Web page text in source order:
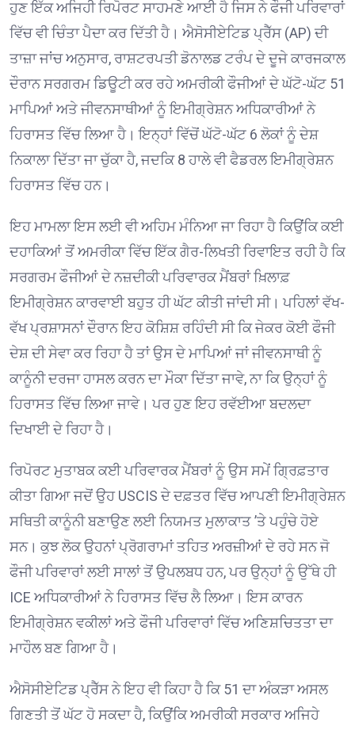
ਹੁਣ ਇੱਕ ਅਜਿਹੀ ਰਿਪੋਰਟ ਸਾਹਮਣੇ ਆਈ ਹੈ ਜਿਸ ਨੇ ਫੌਜੀ ਪਰਿਵਾਰਾਂ
ਵਿੱਚ ਵੀ ਚਿੰਤਾ ਪੈਦਾ ਕਰ ਦਿੱਤੀ ਹੈ। ਐਸੋਸੀਏਟਿਡ ਪ੍ਰੈੱਸ (AP) ਦੀ
ਤਾਜ਼ਾ ਜਾਂਚ ਅਨੁਸਾਰ, ਰਾਸ਼ਟਰਪਤੀ ਡੋਨਾਲਡ ਟਰੰਪ ਦੇ ਦੂਜੇ ਕਾਰਜਕਾਲ
ਦੌਰਾਨ ਸਰਗਰਮ ਡਿਊਟੀ ਕਰ ਰਹੇ ਅਮਰੀਕੀ ਫੌਜੀਆਂ ਦੇ ਘੱਟੋ-ਘੱਟ 51
ਮਾਪਿਆਂ ਅਤੇ ਜੀਵਨਸਾਥੀਆਂ ਨੂੰ ਇਮੀਗ੍ਰੇਸ਼ਨ ਅਧਿਕਾਰੀਆਂ ਨੇ
ਹਿਰਾਸਤ ਵਿੱਚ ਲਿਆ ਹੈ। ਇਨ੍ਹਾਂ ਵਿੱਚੋਂ ਘੱਟੋ-ਘੱਟ 6 ਲੋਕਾਂ ਨੂੰ ਦੇਸ਼
ਨਿਕਾਲਾ ਦਿੱਤਾ ਜਾ ਚੁੱਕਾ ਹੈ, ਜਦਕਿ 8 ਹਾਲੇ ਵੀ ਫੈਡਰਲ ਇਮੀਗ੍ਰੇਸ਼ਨ
ਹਿਰਾਸਤ ਵਿੱਚ ਹਨ। ⁠
ਇਹ ਮਾਮਲਾ ਇਸ ਲਈ ਵੀ ਅਹਿਮ ਮੰਨਿਆ ਜਾ ਰਿਹਾ ਹੈ ਕਿਉਂਕਿ ਕਈ
ਦਹਾਕਿਆਂ ਤੋਂ ਅਮਰੀਕਾ ਵਿੱਚ ਇੱਕ ਗੈਰ-ਲਿਖਤੀ ਰਿਵਾਇਤ ਰਹੀ ਹੈ ਕਿ
ਸਰਗਰਮ ਫੌਜੀਆਂ ਦੇ ਨਜ਼ਦੀਕੀ ਪਰਿਵਾਰਕ ਮੈਂਬਰਾਂ ਖ਼ਿਲਾਫ਼
ਇਮੀਗ੍ਰੇਸ਼ਨ ਕਾਰਵਾਈ ਬਹੁਤ ਹੀ ਘੱਟ ਕੀਤੀ ਜਾਂਦੀ ਸੀ। ਪਹਿਲਾਂ ਵੱਖ-
ਵੱਖ ਪ੍ਰਸ਼ਾਸਨਾਂ ਦੌਰਾਨ ਇਹ ਕੋਸ਼ਿਸ਼ ਰਹਿੰਦੀ ਸੀ ਕਿ ਜੇਕਰ ਕੋਈ ਫੌਜੀ
ਦੇਸ਼ ਦੀ ਸੇਵਾ ਕਰ ਰਿਹਾ ਹੈ ਤਾਂ ਉਸ ਦੇ ਮਾਪਿਆਂ ਜਾਂ ਜੀਵਨਸਾਥੀ ਨੂੰ
ਕਾਨੂੰਨੀ ਦਰਜਾ ਹਾਸਲ ਕਰਨ ਦਾ ਮੌਕਾ ਦਿੱਤਾ ਜਾਵੇ, ਨਾ ਕਿ ਉਨ੍ਹਾਂ ਨੂੰ
ਹਿਰਾਸਤ ਵਿੱਚ ਲਿਆ ਜਾਵੇ। ਪਰ ਹੁਣ ਇਹ ਰਵੱਈਆ ਬਦਲਦਾ
ਦਿਖਾਈ ਦੇ ਰਿਹਾ ਹੈ। ⁠
ਰਿਪੋਰਟ ਮੁਤਾਬਕ ਕਈ ਪਰਿਵਾਰਕ ਮੈਂਬਰਾਂ ਨੂੰ ਉਸ ਸਮੇਂ ਗ੍ਰਿਫ਼ਤਾਰ
ਕੀਤਾ ਗਿਆ ਜਦੋਂ ਉਹ USCIS ਦੇ ਦਫ਼ਤਰ ਵਿੱਚ ਆਪਣੀ ਇਮੀਗ੍ਰੇਸ਼ਨ
ਸਥਿਤੀ ਕਾਨੂੰਨੀ ਬਣਾਉਣ ਲਈ ਨਿਯਮਤ ਮੁਲਾਕਾਤ ’ਤੇ ਪਹੁੰਚੇ ਹੋਏ
ਸਨ। ਕੁਝ ਲੋਕ ਉਹਨਾਂ ਪ੍ਰੋਗਰਾਮਾਂ ਤਹਿਤ ਅਰਜ਼ੀਆਂ ਦੇ ਰਹੇ ਸਨ ਜੋ
ਫੌਜੀ ਪਰਿਵਾਰਾਂ ਲਈ ਸਾਲਾਂ ਤੋਂ ਉਪਲਬਧ ਹਨ, ਪਰ ਉਨ੍ਹਾਂ ਨੂੰ ਉੱਥੇ ਹੀ
ICE ਅਧਿਕਾਰੀਆਂ ਨੇ ਹਿਰਾਸਤ ਵਿੱਚ ਲੈ ਲਿਆ। ਇਸ ਕਾਰਨ
ਇਮੀਗ੍ਰੇਸ਼ਨ ਵਕੀਲਾਂ ਅਤੇ ਫੌਜੀ ਪਰਿਵਾਰਾਂ ਵਿੱਚ ਅਣਿਸ਼ਚਿਤਤਾ ਦਾ
ਮਾਹੌਲ ਬਣ ਗਿਆ ਹੈ। ⁠
ਐਸੋਸੀਏਟਿਡ ਪ੍ਰੈੱਸ ਨੇ ਇਹ ਵੀ ਕਿਹਾ ਹੈ ਕਿ 51 ਦਾ ਅੰਕੜਾ ਅਸਲ
ਗਿਣਤੀ ਤੋਂ ਘੱਟ ਹੋ ਸਕਦਾ ਹੈ, ਕਿਉਂਕਿ ਅਮਰੀਕੀ ਸਰਕਾਰ ਅਜਿਹੇ